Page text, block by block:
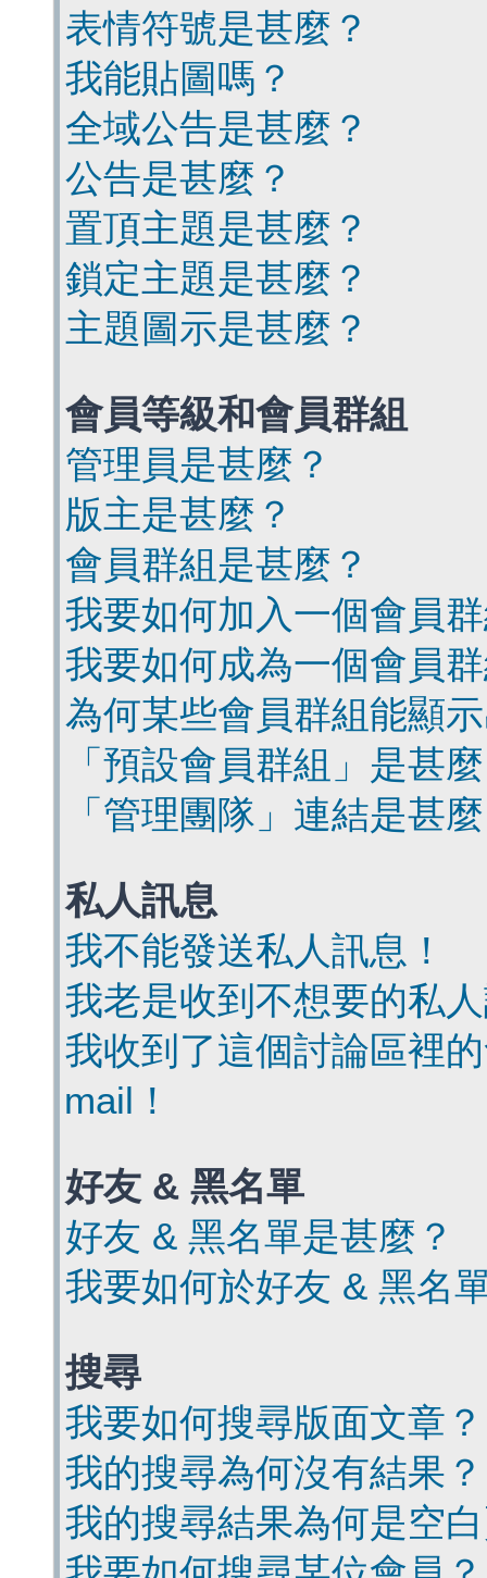
表情符號是甚麼？
我能貼圖嗎？
全域公告是甚麼？
公告是甚麼？
置頂主題是甚麼？
鎖定主題是甚麼？
主題圖示是甚麼？
會員等級和會員群組
管理員是甚麼？
版主是甚麼？
會員群組是甚麼？
我要如何加入一個會員
我要如何成為一個會員
為何某些會員群組能顯
「預設會員群組」是甚
「管理團隊」連結是甚
私人訊息
我不能發送私人訊息！
我老是收到不想要的私
我收到了這個討論區裡
mail！
好友 & 黑名單
好友 & 黑名單是甚麼？
我要如何於好友 & 黑名
搜尋
我要如何搜尋版面文章？
我的搜尋為何沒有結果？
我的搜尋結果為何是空